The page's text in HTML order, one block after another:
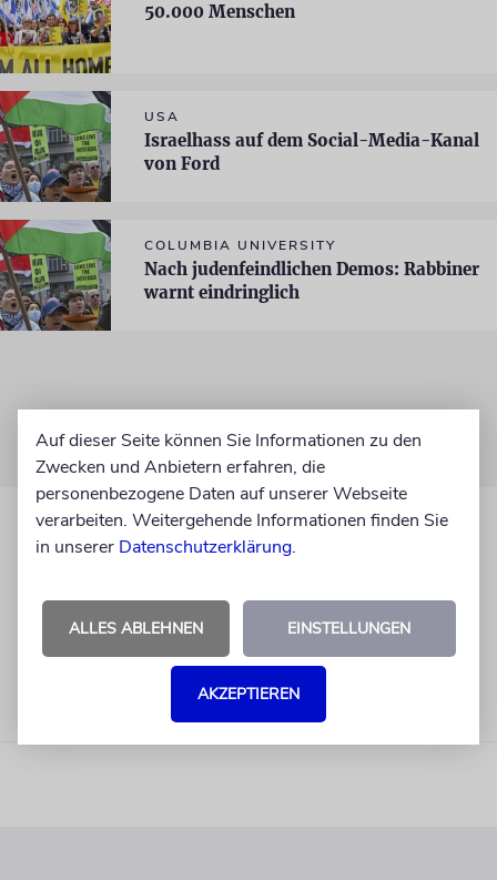
50.000 Menschen
USA
Israelhass auf dem Social-Media-Kanal
von Ford
COLUMBIA UNIVERSITY
Nach judenfeindlichen Demos: Rabbiner
warnt eindringlich
Auf dieser Seite können Sie Informationen zu den
Zwecken und Anbietern erfahren, die
personenbezogene Daten auf unserer Webseite
verarbeiten. Weitergehende Informationen finden Sie
in unserer Datenschutzerklärung.
ALLES ABLEHNEN EINSTELLUNGEN
AKZEPTIEREN